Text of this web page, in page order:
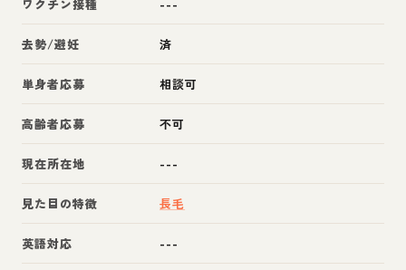
ワクチン接種 ---
去勢/避妊 済
単身者応募 相談可
高齢者応募 不可
現在所在地 ---
見た目の特徴 長毛
英語対応 ---